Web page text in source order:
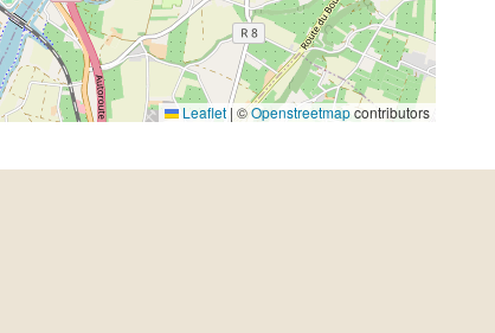
Leaflet | ©Openstreetmapcontributors